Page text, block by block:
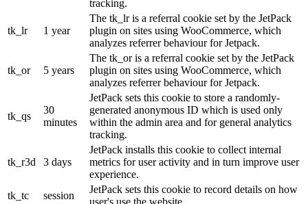
tracking.
tk_lr 1 year
The tk_lr is a referral cookie set by the JetPack
plugin on sites using WooCommerce, which
analyzes referrer behaviour for Jetpack.
tk_or 5 years
The tk_or is a referral cookie set by the JetPack
plugin on sites using WooCommerce, which
analyzes referrer behaviour for Jetpack.
tk_qs
30
minutes
JetPack sets this cookie to store a randomly-
generated anonymous ID which is used only
within the admin area and for general analytics
tracking.
tk_r3d 3 days
JetPack installs this cookie to collect internal
metrics for user activity and in turn improve user
experience.
tk_tc
session
JetPack sets this cookie to record details on how